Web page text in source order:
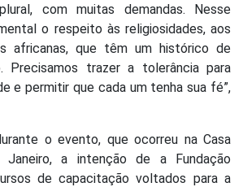
com muitas demandas. Nesse
o respeito às religiosidades, aos
africanas, que têm um histórico de
Precisamos trazer a tolerância para
e permitir que cada um tenha sua fé”,
o evento, que ocorreu na Casa
a intenção de a Fundação
de capacitação voltados para a